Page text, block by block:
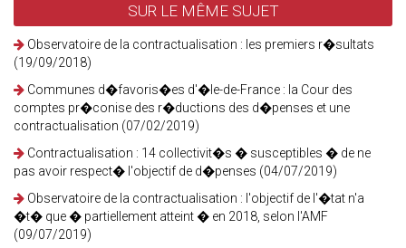
SUR LE MÊME SUJET
Observatoire de la contractualisation : les premiers r�sultats
(19/09/2018)
Communes d�favoris�es d'�le-de-France : la Cour des
comptes pr�conise des r�ductions des d�penses et une
contractualisation (07/02/2019)
Contractualisation : 14 collectivit�s � susceptibles � de ne
pas avoir respect� l'objectif de d�penses (04/07/2019)
Observatoire de la contractualisation : l'objectif de l'�tat n'a
�t� que � partiellement atteint � en 2018, selon l'AMF
(09/07/2019)